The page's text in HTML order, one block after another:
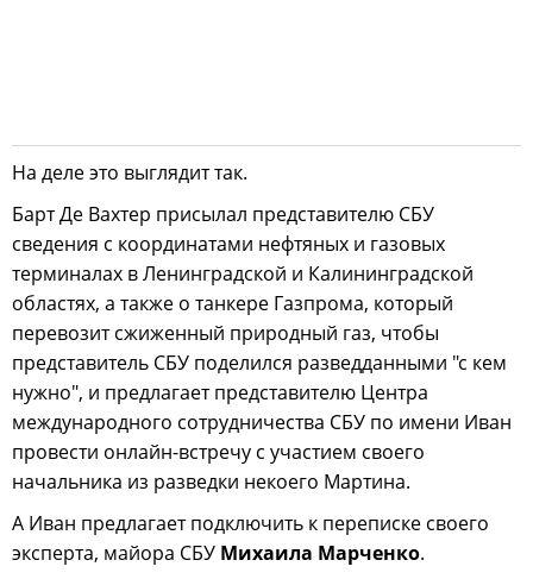
На деле это выглядит так.
Барт Де Вахтер присылал представителю СБУ
сведения с координатами нефтяных и газовых
терминалах в Ленинградской и Калининградской
областях, а также о танкере Газпрома, который
перевозит сжиженный природный газ, чтобы
представитель СБУ поделился разведданными "с кем
нужно", и предлагает представителю Центра
международного сотрудничества СБУ по имени Иван
провести онлайн-встречу с участием своего
начальника из разведки некоего Мартина.
А Иван предлагает подключить к переписке своего
эксперта, майора СБУ Михаила Марченко.